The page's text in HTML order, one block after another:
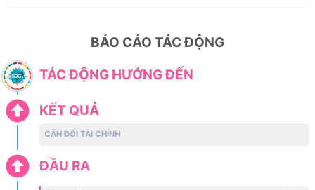
BÁO CÁO TÁC ĐỘNG
TÁC ĐỘNG HƯỚNG ĐẾN
KẾT QUẢ
CÂN ĐỐI TÀI CHÍNH
ĐẦU RA